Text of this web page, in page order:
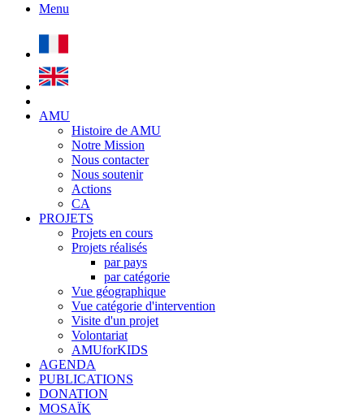
Menu
AMU
Histoire de AMU
Notre Mission
Nous contacter
Nous soutenir
Actions
CA
PROJETS
Projets en cours
Projets réalisés
par pays
par catégorie
Vue géographique
Vue catégorie d'intervention
Visite d'un projet
Volontariat
AMUforKIDS
AGENDA
PUBLICATIONS
DONATION
MOSAÏK